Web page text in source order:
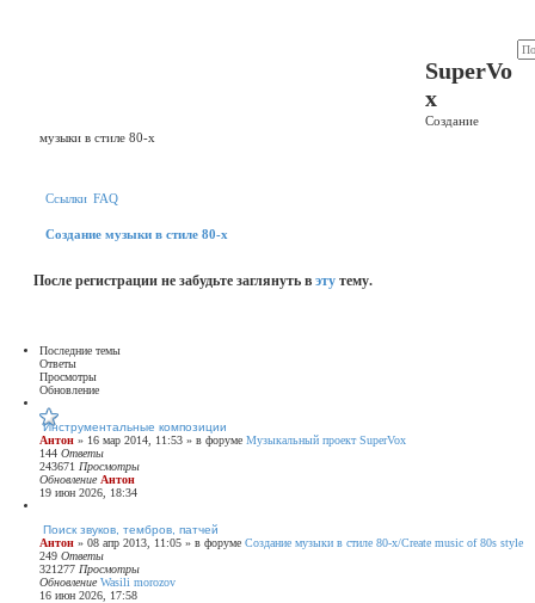
SuperVo
x
Создание
музыки в стиле 80-х
Ссылки FAQ
Создание музыки в стиле 80-х
После регистрации не забудьте заглянуть вэтутему.
Последние темы
Ответы
Просмотры
Обновление
Инструментальные композиции
Антон » 16 мар 2014, 11:53 » в форуме Музыкальный проект SuperVox
144 Ответы
243671 Просмотры
Обновление Антон
19 июн 2026, 18:34
Поиск звуков, тембров, патчей
Антон » 08 апр 2013, 11:05 » в форуме Создание музыки в стиле 80-х/Create music of 80s style
249 Ответы
321277 Просмотры
Обновление Wasili morozov
16 июн 2026, 17:58